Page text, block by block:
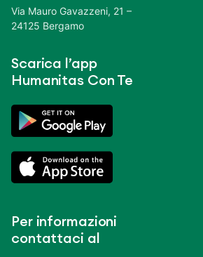
Via Mauro Gavazzeni, 21 –
24125 Bergamo
Scarica l’app
Humanitas Con Te
Per informazioni
contattaci al